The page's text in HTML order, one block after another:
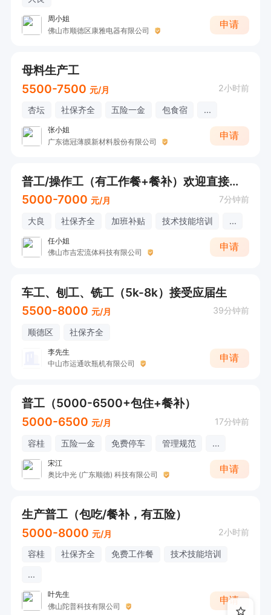
周小姐
佛山市顺德区康雅电器有限公司
申请
母料生产工
5500-7500 元/月 2小时前
杏坛 社保齐全 五险一金 包食宿 ...
张小姐
广东德冠薄膜新材料股份有限公司
申请
普工/操作工（有工作餐+餐补）欢迎直接电话联系
5000-7000 元/月 7分钟前
大良 社保齐全 加班补贴 技术技能培训 ...
任小姐
佛山市吉宏流体科技有限公司
申请
车工、刨工、铣工（5k-8k）接受应届生
5500-8000 元/月 39分钟前
顺德区 社保齐全
李先生
中山市运通吹瓶机有限公司
申请
普工（5000-6500+包住+餐补）
5000-6500 元/月 17分钟前
容桂 五险一金 免费停车 管理规范 ...
宋江
奥比中光 (广东顺德) 科技有限公司
申请
生产普工（包吃/餐补，有五险）
5000-8000 元/月 2小时前
容桂 社保齐全 免费工作餐
技术技能培训
...
叶先生
佛山陀普科技有限公司
申请